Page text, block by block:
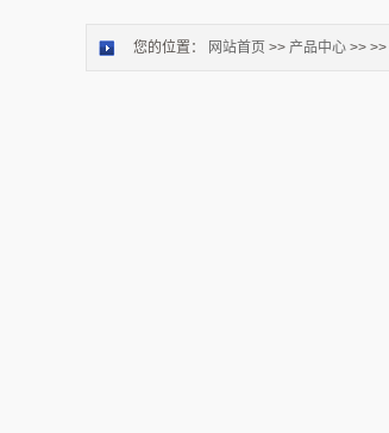
您的位置： 网站首页 >> 产品中心 >> >>